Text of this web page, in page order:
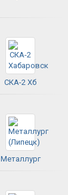
СКА-2 Хб
Металлург